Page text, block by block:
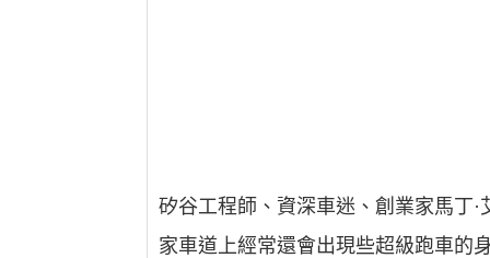
矽谷工程師、資深車迷、創業家馬丁
家車道上經常還會出現些超級跑車的